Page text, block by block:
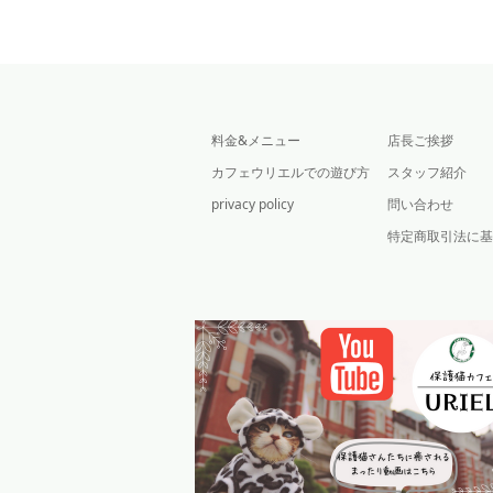
料金&メニュー
カフェウリエルでの遊び方
privacy policy
店長ご挨拶
スタッフ紹介
問い合わせ
特定商取引法に